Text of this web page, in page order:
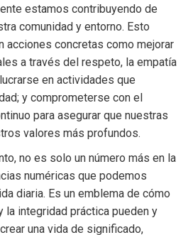
estamos contribuyendo de
comunidad y entorno. Esto
acciones concretas como mejorar
a través del respeto, la empatía
en actividades que
y comprometerse con el
para asegurar que nuestras
valores más profundos.
no es solo un número más en la
numéricas que podemos
diaria. Es un emblema de cómo
la integridad práctica pueden y
una vida de significado,